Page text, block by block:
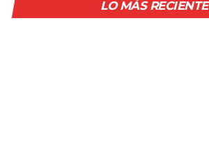
LO MÁS RECIENTE